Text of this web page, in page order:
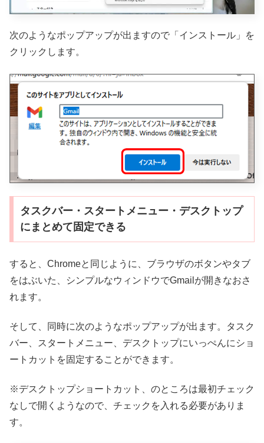
次のようなポップアップが出ますので「インストール」を
クリックします。
タスクバー・スタートメニュー・デスクトップ
にまとめて固定できる
すると、Chromeと同じように、ブラウザのボタンやタブ
をはぶいた、シンプルなウィンドウでGmailが開きなおさ
れます。
そして、同時に次のようなポップアップが出ます。タスク
バー、スタートメニュー、デスクトップにいっぺんにショ
ートカットを固定することができます。
※デスクトップショートカット、のところは最初チェック
なしで開くようなので、チェックを入れる必要がありま
す。